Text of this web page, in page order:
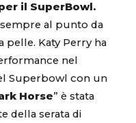
il SuperBowl.
al punto da
pelle. Katy Perry ha
nel
Superbowl con un
Horse” è stata
della serata di